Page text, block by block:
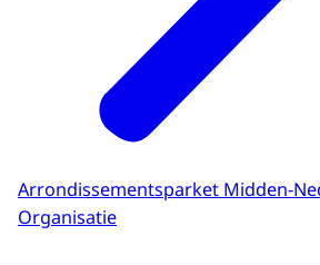
Arrondissementsparket Midden-
Organisatie